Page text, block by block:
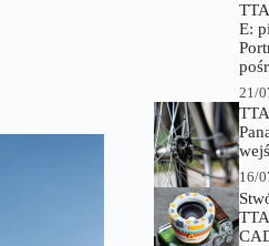
E:
21/
16/